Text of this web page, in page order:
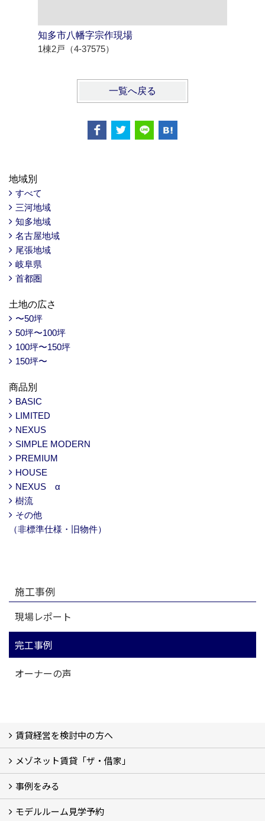
知多市八幡字宗作現場
1棟2戸（4-37575）
一覧へ戻る
地域別
すべて
三河地域
知多地域
名古屋地域
尾張地域
岐阜県
首都圏
土地の広さ
〜50坪
50坪〜100坪
100坪〜150坪
150坪〜
商品別
BASIC
LIMITED
NEXUS
SIMPLE MODERN
PREMIUM
HOUSE
NEXUS α
樹流
その他
（非標準仕様・旧物件）
施工事例
現場レポート
完工事例
オーナーの声
賃貸経営を検討中の方へ
私たちの考え方
賃貸経営の成功学
様々な無料サービス
相続税とは
よくあるご質問
メゾネット賃貸「ザ・借家」
ザ・借家について詳しく知る (2)
事例をみる
建設中の現場レポート
完成した建物を見てみる
オーナーの声
モデルルーム見学予約